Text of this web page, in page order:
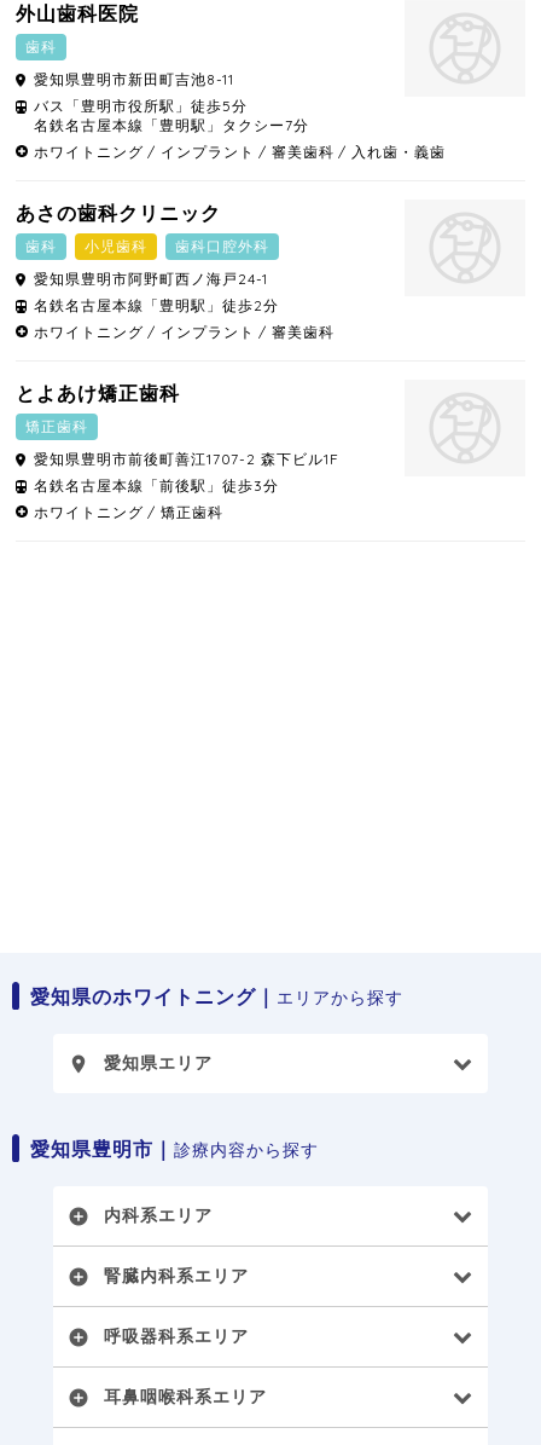
外山歯科医院
歯科
愛知県豊明市新田町吉池8-11
バス「豊明市役所駅」徒歩5分
名鉄名古屋本線「豊明駅」タクシー7分
ホワイトニング
インプラント 審美歯科 入れ歯・義歯
あさの歯科クリニック
歯科 小児歯科
歯科口腔外科
愛知県豊明市阿野町西ノ海戸24-1
名鉄名古屋本線「豊明駅」徒歩2分
ホワイトニング
インプラント 審美歯科
とよあけ矯正歯科
矯正歯科
愛知県豊明市前後町善江1707-2 森下ビル1F
名鉄名古屋本線「前後駅」徒歩3分
ホワイトニング
矯正歯科
愛知県のホワイトニング｜ エリアから探す
place 愛知県エリア
愛知県豊明市｜ 診療内容から探す
add_circle 内科系エリア
add_circle 腎臓内科系エリア
add_circle 呼吸器科系エリア
add_circle 耳鼻咽喉科系エリア